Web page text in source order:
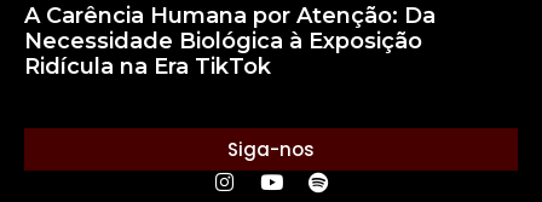
A Carência Humana por Atenção: Da
Necessidade Biológica à Exposição
Ridícula na Era TikTok
Siga-nos